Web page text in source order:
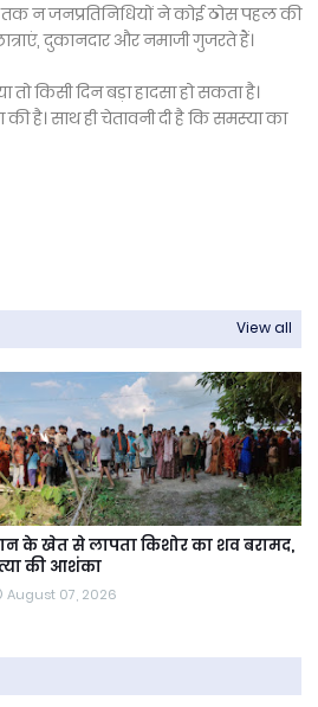
न जनप्रतिनिधियों ने कोई ठोस पहल की
दुकानदार और नमाजी गुजरते हैं।
किसी दिन बड़ा हादसा हो सकता है।
है। साथ ही चेतावनी दी है कि समस्या का
View all
के खेत से लापता किशोर का शव बरामद,
की आशंका
August 07, 2026